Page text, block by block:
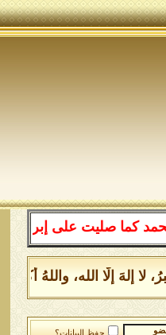
على إبراهيم وعلى آل
إلهَ إلَّا الله، واللهُ أكبر
حفظ البيانات؟